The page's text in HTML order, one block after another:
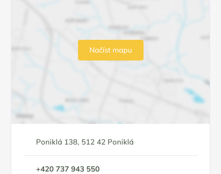
Načíst mapu
Poniklá 138, 512 42 Poniklá
+420 737 943 550